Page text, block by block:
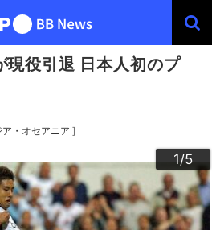
役引退 日本人初のプ
ア・オセアニア ]
1/5
2/5
3/5
4/5
5/5